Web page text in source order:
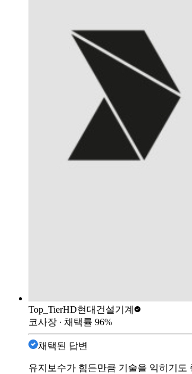
Top_TierHD현대건설기계
코사장 ∙ 채택률 96%
채택된 답변
유지보수가 힘든만큼 기술을 익히기